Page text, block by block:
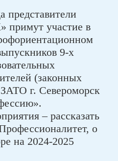
представители
участие в
9-х
(законных
г. Североморск
– рассказать
о
на 2024-2025